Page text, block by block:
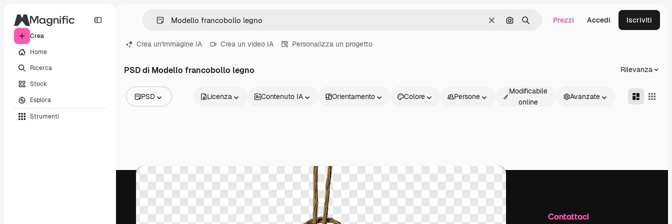
Crea
Home
Ricerca
Stock
Esplora
Strumenti
CancellaCerca per immagine
Ricerca Prezzi Accedi Iscriviti
Crea un'immagine IA Crea un video IA Personalizza un progetto
PSD di Modello francobollo legno Rilevanza
PSD
Video
Icone
Modelli 3D
Font
Licenza Contenuto IA Orientamento Colore Persone
Modificabile
online
Avanzate
Prodotti Inizia Azienda Contattaci